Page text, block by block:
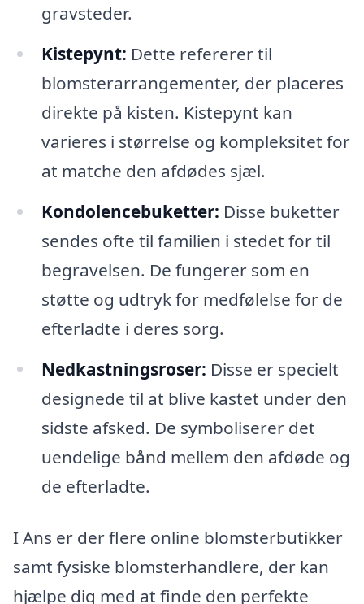
gravsteder.
Kistepynt: Dette refererer til
blomsterarrangementer, der placeres
direkte på kisten. Kistepynt kan
varieres i størrelse og kompleksitet for
at matche den afdødes sjæl.
Kondolencebuketter: Disse buketter
sendes ofte til familien i stedet for til
begravelsen. De fungerer som en
støtte og udtryk for medfølelse for de
efterladte i deres sorg.
Nedkastningsroser: Disse er specielt
designede til at blive kastet under den
sidste afsked. De symboliserer det
uendelige bånd mellem den afdøde og
de efterladte.
I Ans er der flere online blomsterbutikker
samt fysiske blomsterhandlere, der kan
hjælpe dig med at finde den perfekte